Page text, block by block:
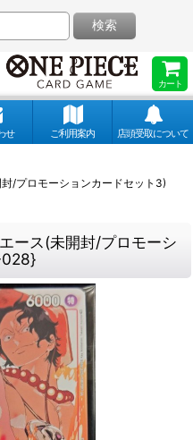
カート
検索
せ ご利用案内 店頭受取について
/プロモーションカードセット3)
ース(未開封/プロモーシ
028}